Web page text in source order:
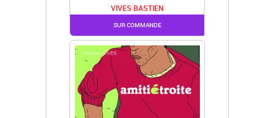
VIVES BASTIEN
SUR COMMANDE